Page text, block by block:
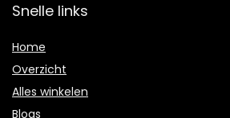
Snelle links
Home
Overzicht
Alles winkelen
Blogs